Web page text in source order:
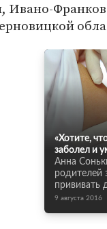
Ивано-
«Хотите,
заболел и
Анна
родителей
прививать
9 августа 2016